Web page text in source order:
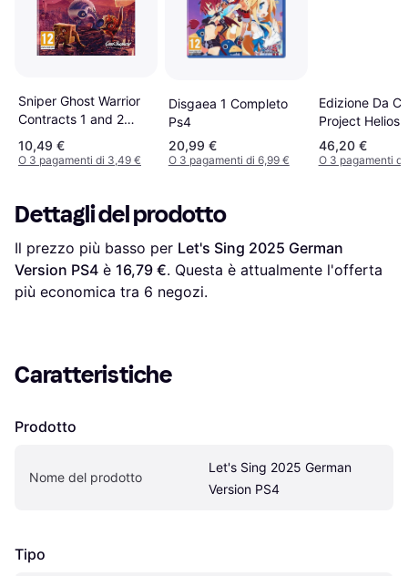
Sniper Ghost Warrior
Contracts 1 and 2
Double Pack
(PS4/PS5)
10,49 €
O 3 pagamenti di 3,49 €
Disgaea 1 Completo
Ps4
20,99 €
O 3 pagamenti di 6,99 €
Edizione Da
Project Helios
PS4
46,20 €
O 3 pagamenti
Dettagli del prodotto
Il prezzo più basso per Let's Sing 2025 German
Version PS4 è 16,79 €. Questa è attualmente l'offerta
più economica tra 6 negozi.
Caratteristiche
Prodotto
Nome del prodotto
Let's Sing 2025 German
Version PS4
Tipo